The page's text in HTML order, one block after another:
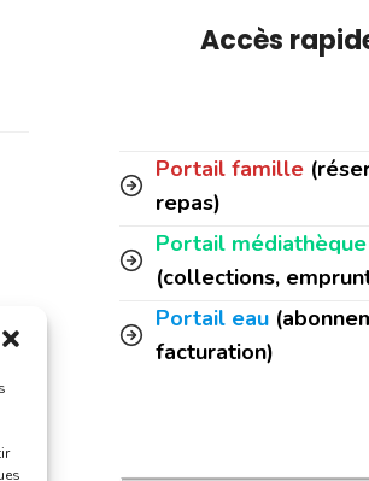
Accès
Portail famille
repas)
Portail médiathèque
(collections,
Portail eau
facturation)